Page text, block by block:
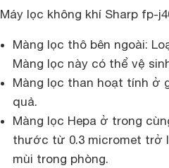
Máy lọc không khí Sharp fp-
Màng lọc thô bên ngoài:
Màng lọc này có thể vệ
Màng lọc than hoạt tính ở
quả.
Màng lọc Hepa ở trong
thước từ 0.3 micromet trở
mùi trong phòng.